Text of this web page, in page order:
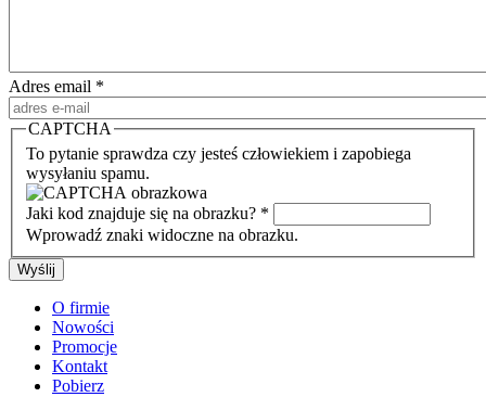
Adres email *
CAPTCHA
To pytanie sprawdza czy jesteś człowiekiem i zapobiega
wysyłaniu spamu.
Jaki kod znajduje się na obrazku? *
Wprowadź znaki widoczne na obrazku.
O firmie
Nowości
Promocje
Kontakt
Pobierz